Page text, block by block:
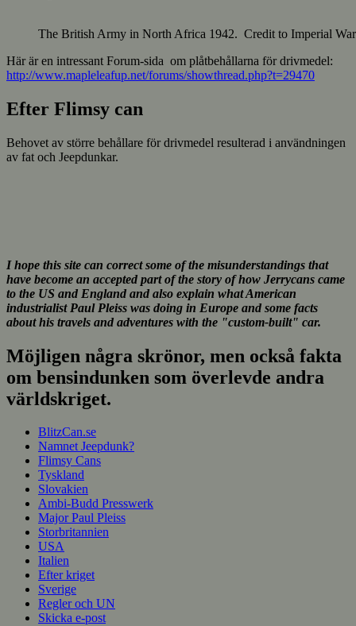
The British Army in North Africa 1942. Credit to Imperial
Här är en intressant Forum-sida om plåtbehållarna för drivmedel:
http://www.mapleleafup.net/forums/showthread.php?t=29470
Efter Flimsy can
Behovet av större behållare för drivmedel resulterad i användningen
av fat och Jeepdunkar.
I hope this site can correct some of the misunderstandings that
have become an accepted part of the story of how Jerrycans came
to the US and England and also explain what American
industrialist Paul Pleiss was doing in Europe and some facts
about his travels and adventures with the "custom-built" car.
Möjligen några skrönor, men också fakta
om bensindunken som överlevde andra
världskriget.
BlitzCan.se
Namnet Jeepdunk?
Flimsy Cans
Tyskland
Slovakien
Ambi-Budd Presswerk
Major Paul Pleiss
Storbritannien
USA
Italien
Efter kriget
Sverige
Regler och UN
Skicka e-post